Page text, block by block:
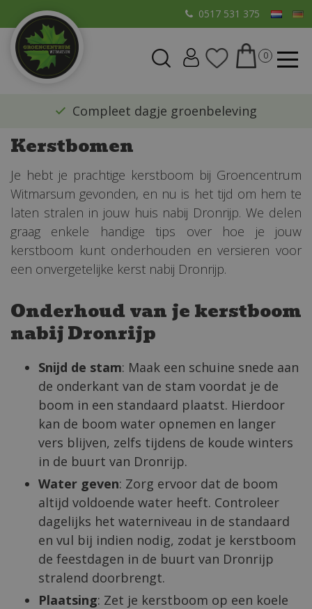
a
0517 531 375
​Compleet dagje groenbeleving
Kerstbomen
Je hebt je prachtige kerstboom bij Groencentrum
Witmarsum gevonden, en nu is het tijd om hem te
laten stralen in jouw huis nabij Dronrijp. We delen
graag enkele handige tips over hoe je jouw
kerstboom kunt onderhouden en versieren voor
een onvergetelijke kerst nabij Dronrijp.
Onderhoud van je kerstboom
nabij Dronrijp
Snijd de stam: Maak een schuine snede aan
de onderkant van de stam voordat je de
boom in een standaard plaatst. Hierdoor
kan de boom water opnemen en langer
vers blijven, zelfs tijdens de koude winters
in de buurt van Dronrijp.
Water geven: Zorg ervoor dat de boom
altijd voldoende water heeft. Controleer
dagelijks het waterniveau in de standaard
en vul bij indien nodig, zodat je kerstboom
de feestdagen in de buurt van Dronrijp
stralend doorbrengt.
Plaatsing: Zet je kerstboom op een koele